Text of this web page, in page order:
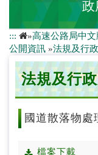
政
法規及行政規則
行政指導有關文書
委託研究報告
公務出國報告
預算及決算書
::: »高速公路局中文
公開資訊 »法規及行
法規及行
國道散落物處
檔案下載